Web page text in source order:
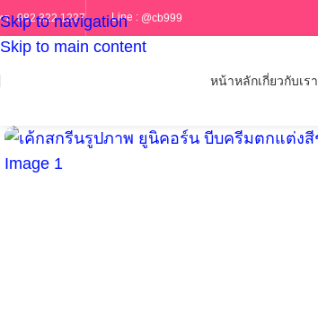
Skip to navigation
Skip to main content
ร : 082 322 1227 Line : @cb999
หน้าหลักเกี่ยวกับเรา